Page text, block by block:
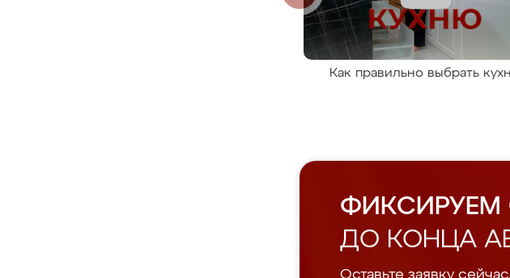
Как правильно выбрать
ФИКСИРУЕМ
ДО КОНЦА
Оставьте заявку